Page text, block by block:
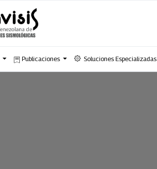
Publicaciones Soluciones Especializadas